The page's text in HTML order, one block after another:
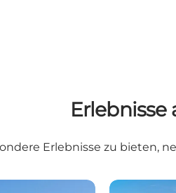
Erlebnisse zu bieten,
strand in Dänemark
Das Lille